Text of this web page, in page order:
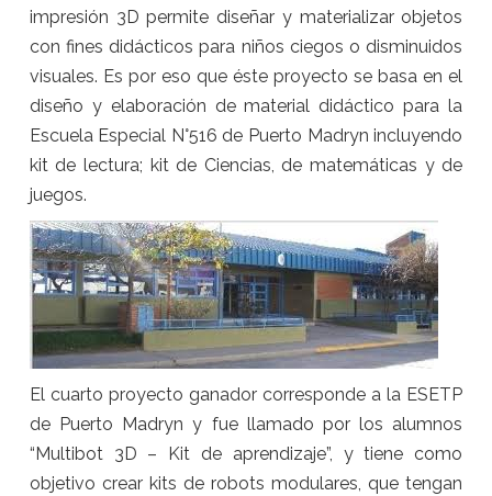
impresión 3D permite diseñar y materializar objetos
con fines didácticos para niños ciegos o disminuidos
visuales. Es por eso que éste proyecto se basa en el
diseño y elaboración de material didáctico para la
Escuela Especial N°516 de Puerto Madryn incluyendo
kit de lectura; kit de Ciencias, de matemáticas y de
juegos.
El cuarto proyecto ganador corresponde a la ESETP
de Puerto Madryn y fue llamado por los alumnos
“Multibot 3D – Kit de aprendizaje”, y tiene como
objetivo crear kits de robots modulares, que tengan